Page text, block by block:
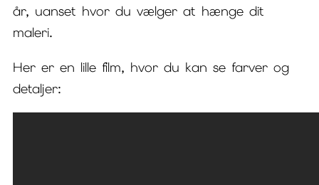
år, uanset hvor du vælger at hænge dit
maleri.
Her er en lille film, hvor du kan se farver og
detaljer: